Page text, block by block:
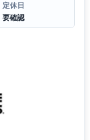
定休日
要確認